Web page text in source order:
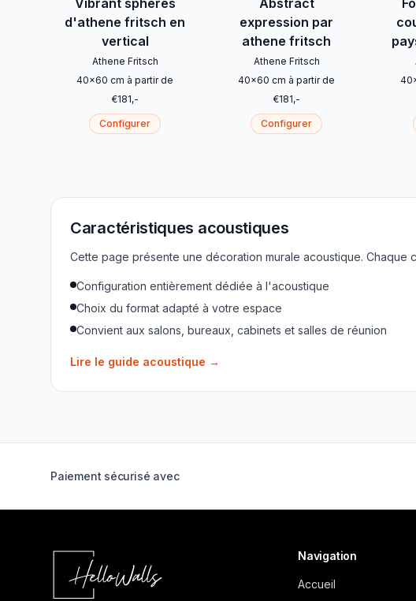
d'athene fritsch en
vertical
Athene Fritsch
40x60 cm à partir de
€181,-
Configurer
expression par
athene fritsch
Athene Fritsch
40x60 cm à partir de
€181,-
Configurer
40
Caractéristiques acoustiques
Cette page présente une décoration murale acoustique.
Configuration entièrement dédiée à l'acoustique
Choix du format adapté à votre espace
Convient aux salons, bureaux, cabinets et salles de réunion
Lire le guide acoustique →
Paiement sécurisé avec
Navigation
Accueil